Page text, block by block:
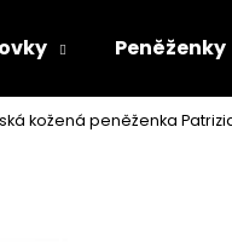
Peněženky
kožená peněženkanajít?